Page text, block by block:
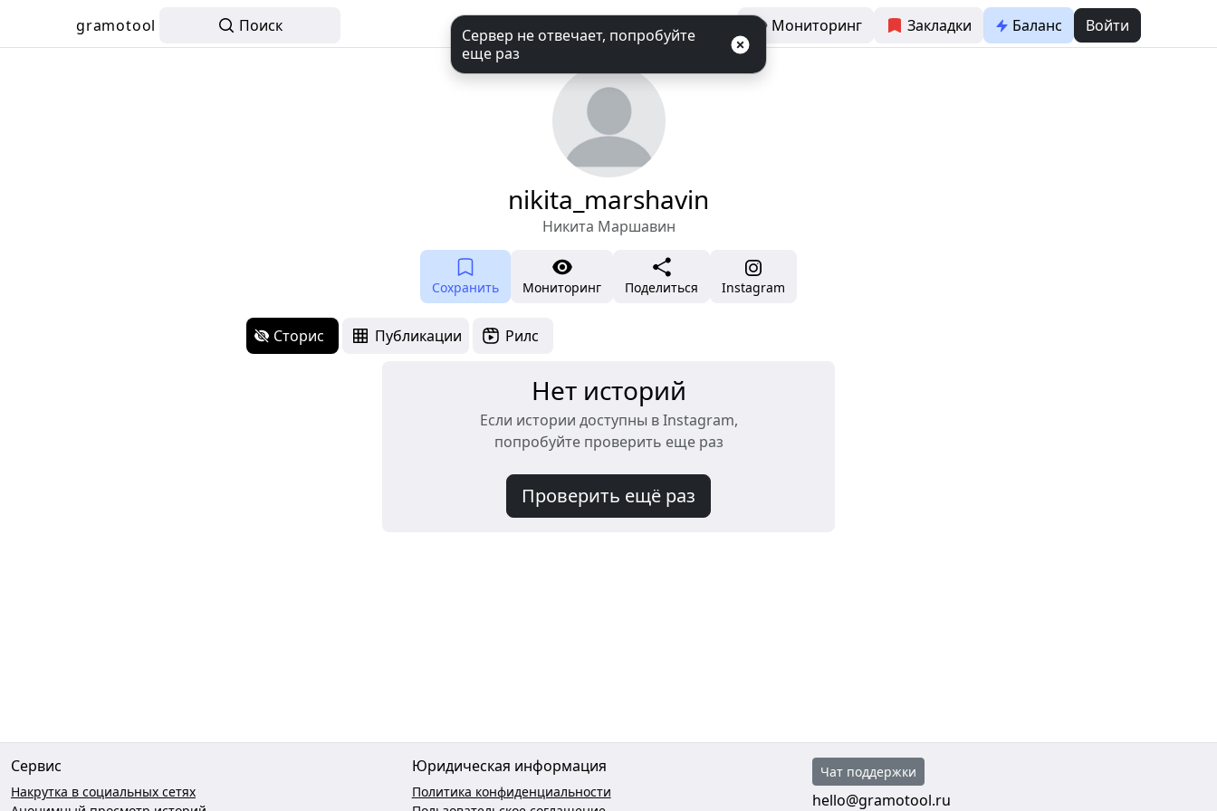
gramotool Поиск Мониторинг Закладки Баланс Войти
nikita_marshavin
Никита Маршавин
Сохранить Мониторинг Поделиться Instagram
Сторис Публикации Рилс
Нет историй
Если истории доступны в Instagram,
попробуйте проверить еще раз
Проверить ещё раз
Сервис
Накрутка в социальных сетях
Юридическая информация
Политика конфиденциальности
Чат поддержки
hello@gramotool.ru
Сервер не отвечает, попробуйте
еще раз